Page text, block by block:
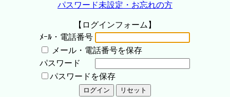
パスワード未設定・お忘れの方
【ログインフォーム】
ﾒｰﾙ・電話番号
メール・電話番号を保存
パスワード
パスワードを保存